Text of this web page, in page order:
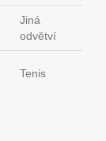
Jiná
odvětví
Tenis